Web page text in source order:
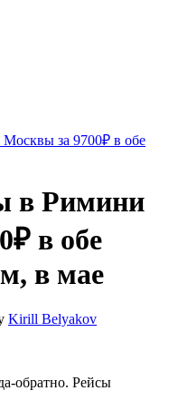
за 9700₽ в обе
в Римини
в обе
в мае
Kirill Belyakov
обратно. Рейсы